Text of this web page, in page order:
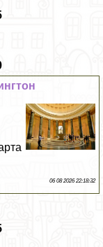
06 08 2026 22:18:32